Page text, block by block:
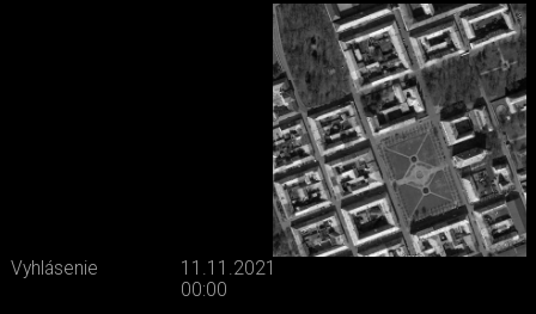
Vyhlásenie
11.11.2021
00:00